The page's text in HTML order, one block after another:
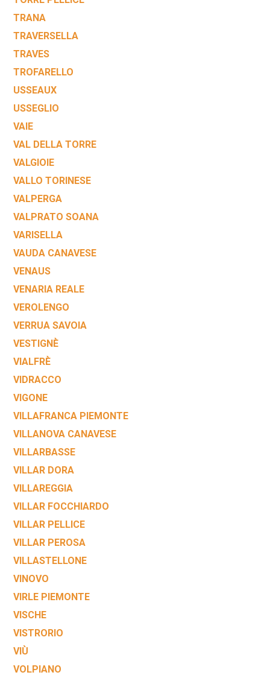
TRANA
TRAVERSELLA
TRAVES
TROFARELLO
USSEAUX
USSEGLIO
VAIE
VAL DELLA TORRE
VALGIOIE
VALLO TORINESE
VALPERGA
VALPRATO SOANA
VARISELLA
VAUDA CANAVESE
VENAUS
VENARIA REALE
VEROLENGO
VERRUA SAVOIA
VESTIGNÈ
VIALFRÈ
VIDRACCO
VIGONE
VILLAFRANCA PIEMONTE
VILLANOVA CANAVESE
VILLARBASSE
VILLAR DORA
VILLAREGGIA
VILLAR FOCCHIARDO
VILLAR PELLICE
VILLAR PEROSA
VILLASTELLONE
VINOVO
VIRLE PIEMONTE
VISCHE
VISTRORIO
VIÙ
VOLPIANO